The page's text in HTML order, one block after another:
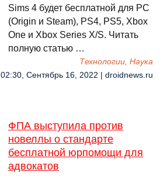
Sims 4 будет бесплатной для PC
(Origin и Steam), PS4, PS5, Xbox
One и Xbox Series X/S. Читать
полную статью …
Технологии, Наука
02:30, Сентябрь 16, 2022 | droidnews.ru
ФПА выступила против
новеллы о стандарте
бесплатной юрпомощи для
адвокатов